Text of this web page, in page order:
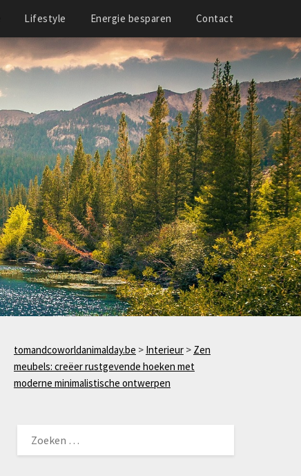
Lifestyle Energie besparen Contact
tomandcoworldanimalday.be > Interieur> Zen
meubels: creëer rustgevende hoeken met
moderne minimalistische ontwerpen
NAAR: